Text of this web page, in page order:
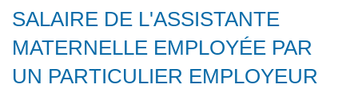
SALAIRE DE L'ASSISTANTE
MATERNELLE EMPLOYÉE PAR
UN PARTICULIER EMPLOYEUR